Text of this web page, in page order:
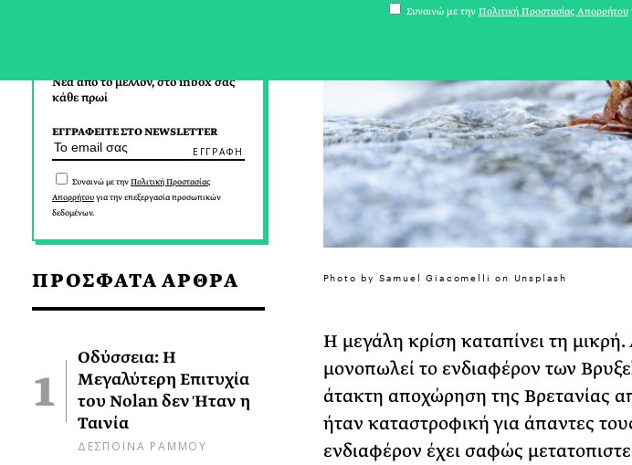
Νέα από το μέλλον, στο inbox σας
κάθε πρωί
ΕΓΓΡΑΦΕΙΤΕ ΣΤΟ NEWSLETTER
Συναινώ με τηνΠολιτική Προστασίας
Απορρήτουγια την επεξεργασία προσωπικών
δεδομένων.
ΠΡΟΣΦΑΤΑ ΑΡΘΡΑ
Οδύσσεια: Η
Μεγαλύτερη Επιτυχία
του Nolan δεν Ήταν η
Ταινία
ΔΕΣΠΟΙΝΑ ΡΑΜΜΟΥ
Photo by Samuel Giacomelli on Unsplash
Η μεγάλη κρίση καταπίνει τη
μονοπωλεί το ενδιαφέρον των
άτακτη αποχώρηση της Βρετανίας
ήταν καταστροφική για άπαντες
ενδιαφέρον έχει σαφώς
Συναινώ με την Πολιτική Προστασίας Απορρήτου